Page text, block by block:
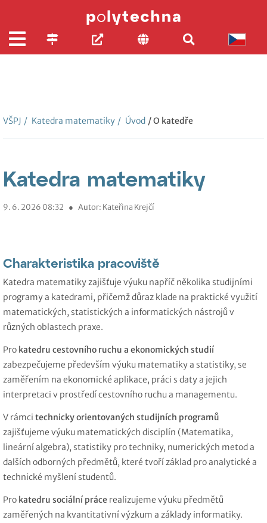
VŠPJ / Katedra matematiky / Úvod / O katedře
Katedra matematiky
9. 6. 2026 08:32 ● Autor: Kateřina Krejčí
Charakteristika pracoviště
Katedra matematiky zajišťuje výuku napříč několika studijními
programy a katedrami, přičemž důraz klade na praktické využití
matematických, statistických a informatických nástrojů v
různých oblastech praxe.
Pro katedru cestovního ruchu a ekonomických studií
zabezpečujeme především výuku matematiky a statistiky, se
zaměřením na ekonomické aplikace, práci s daty a jejich
interpretaci v prostředí cestovního ruchu a managementu.
V rámci technicky orientovaných studijních programů
zajišťujeme výuku matematických disciplín (Matematika,
lineární algebra), statistiky pro techniky, numerických metod a
dalších odborných předmětů, které tvoří základ pro analytické a
technické myšlení studentů.
Pro katedru sociální práce realizujeme výuku předmětů
zaměřených na kvantitativní výzkum a základy informatiky.